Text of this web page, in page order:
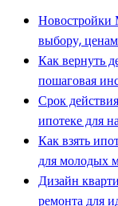
Новостройки
выбору,
Как вернуть
пошаговая
Срок
ипотеке для
Как взять
для молодых
Дизайн
ремонта для